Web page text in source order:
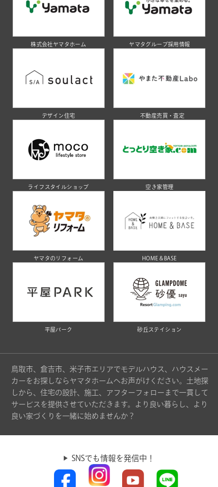
株式会社ヤマタホーム ヤマタグループ採用情報
デザイン住宅 不動産売買・査定
ライフスタイルショップ 空き家管理
ヤマタのリフォーム HOME＆BASE
平屋パーク 砂丘ステイション
鳥取市、倉吉市、米子市エリアでモデルハウス、ハウスメー
カーをお探しならヤマタホームへお声がけください。土地探
しから、住宅の設計、施工、アフターフォローまで一貫して
サービスを提供させていただきます。より良い暮らし、より
良い家づくりを一緒に始めませんか？
SNSでも情報を発信中！